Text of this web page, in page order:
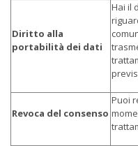
Diritto alla
portabilità dei dati
Hai il
Revoca del consenso
Puoi